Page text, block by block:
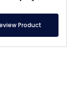
Product